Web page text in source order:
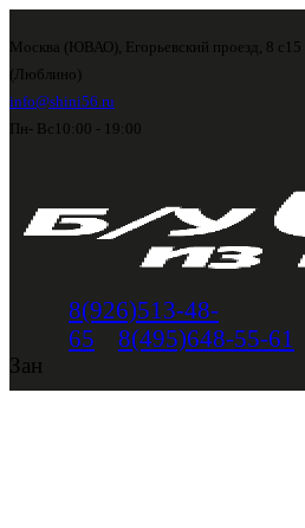
Москва (ЮВАО), Егорьевский проезд, 8 с15
(Люблино)
info@shini56.ru
Пн- Вс 10:00 - 19:00
8(926)513-48-
65
8(495)648-55-61
Зан